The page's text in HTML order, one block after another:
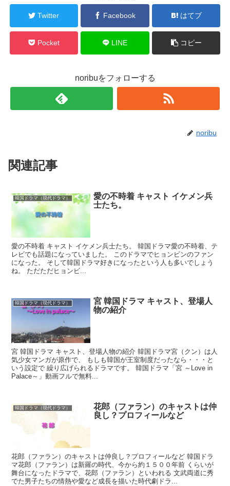
Twitter Facebook はてブ
Pocket LINE コピー
noribuをフォローする
noribu
関連記事
韓国ドラマ（現代ドラマ）
愛の不時着 キャスト イケメン兵
士たち。
愛の不時着 キャスト イケメン兵士たち。 韓国ドラマ愛の不時着、テ
レビでも話題になっていました。 このドラマでヒョンビンのファン
になった。 そして韓国ドラマ好きになったという人も多いでしょう
ね。 ただただヒョンビ...
韓国ドラマ（現代ドラマ）
宮 韓国ドラマ キャスト、登場人
物の紹介
宮 韓国ドラマ キャスト、登場人物の紹介 韓国ドラマ宮（クン）は人
気少女マンガが原作で、 もしも韓国が王室制度だったなら・・・と
いう設定で 繰り広げられるドラマです。 韓国ドラマ「宮 ～Love in
Palace～」動画フルで無料...
韓国ドラマ（現代ドラマ）
花郎（ファラン）のキャストは仲
良し？プロフィールなど
花郎（ファラン）のキャストは仲良し？プロフィールなど 韓国ドラ
マ花郎（ファラン）は新羅の時代、今から約１５００年前 くらいが
舞台になったドラマで、花郎（ファラン）といわれる 文武両道に秀
でた男子たちの情熱や愛など成長を描いた時代劇ドラ...